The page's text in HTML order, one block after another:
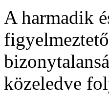
A harmadik
közeledve